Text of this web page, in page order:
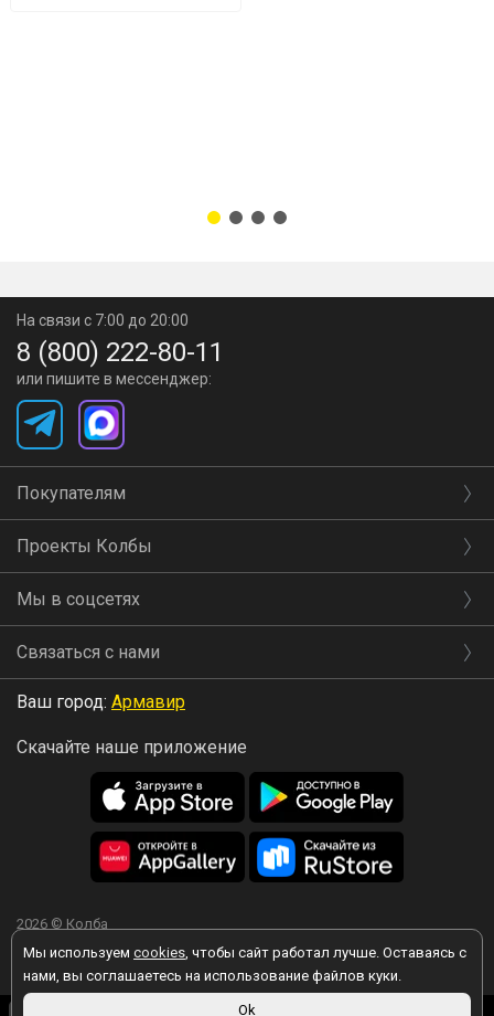
Мы используем cookies, чтобы сайт работал лучше. Оставаясь с
нами, вы соглашаетесь на использование файлов куки.
Ok
На связи с 7:00 до 20:00
8 (800) 222-80-11
или пишите в мессенджер:
Покупателям
Проекты Колбы
Мы в соцсетях
Связаться с нами
Ваш город: Армавир
Скачайте наше приложение
2026 © Колба
Вы принимаете условия политики в отношении обработки